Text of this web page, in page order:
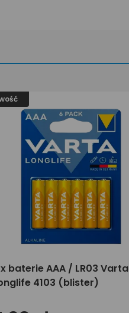
baterie AAA / LR03 Varta
4103 (blister)